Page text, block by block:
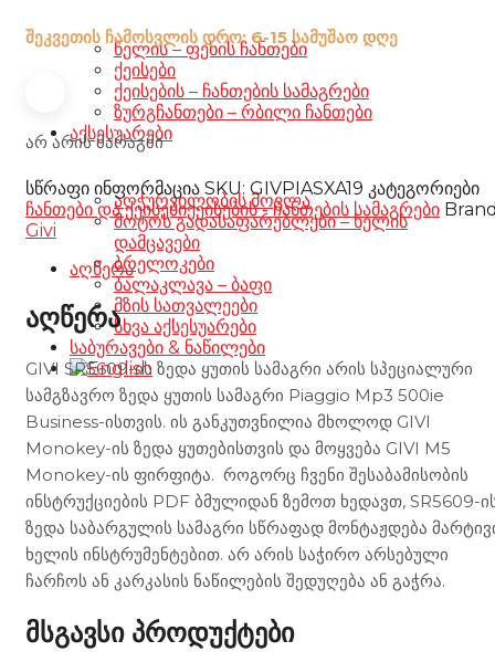
წელის – ფეხის ჩანთები
ქეისები
ქეისების – ჩანთების სამაგრები
ზურგჩანთები – რბილი ჩანთები
აქსესუარები
აღჭურვილობის მოვლა
მოტოს გადასაფარებლები – ხელის
დამცავები
ბრელოკები
ბალაკლავა – ბაფი
მზის სათვალეები
სხვა აქსესუარები
საბურავები & ნაწილები
შეკვეთის ჩამოსვლის დრო: 6-15 სამუშაო დღე
არ არის მარაგში
სწრაფი ინფორმაცია SKU: GIVPIASXA19 კატეგორიები
ჩანთები და ქეისებიქეისების - ჩანთების სამაგრები
Givi
აღწერა
აღწერა
GIVI SR5609-ის ზედა ყუთის სამაგრი არის სპეციალური
სამგზავრო ზედა ყუთის სამაგრი Piaggio Mp3 500ie
Business-ისთვის. ის განკუთვნილია მხოლოდ GIVI
Monokey-ის ზედა ყუთებისთვის და მოყვება GIVI M5
Monokey-ის ფირფიტა. როგორც ჩვენი შესაბამისობის
ინსტრუქციების PDF ბმულიდან ზემოთ ხედავთ, SR5609-
ზედა საბარგულის სამაგრი სწრაფად მონტაჟდება
ხელის ინსტრუმენტებით. არ არის საჭირო არსებული
ჩარჩოს ან კარკასის ნაწილების შედუღება ან გაჭრა.
მსგავსი პროდუქტები